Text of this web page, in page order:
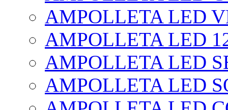
AMPOLLETA LED
AMPOLLETA LED
AMPOLLETA LED
AMPOLLETA LED